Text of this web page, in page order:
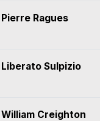
Pierre Ragues
Liberato Sulpizio
William Creighton